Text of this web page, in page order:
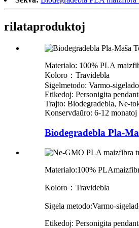
rilataproduktoj
Materialo: 100% PLA
Koloro：Travidebla
Sigelmetodo: Varmo-sigelado
Etikedoj: Personigita
Trajto: Biodegradebla, Ne-
Konservdaŭro: 6-12 monatoj
Biodegradebla Pla-
Materialo:100% PLA
Koloro： Travidebla
Sigela metodo:Varmo-
Etikedoj: Personigita